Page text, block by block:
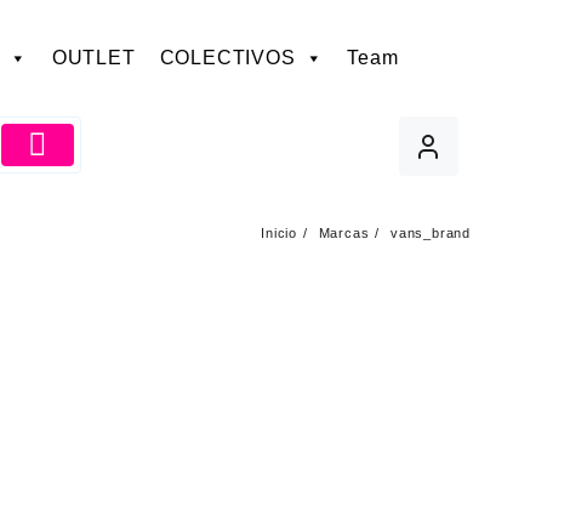
OUTLET COLECTIVOS Team
Inicio Marcas vans_brand